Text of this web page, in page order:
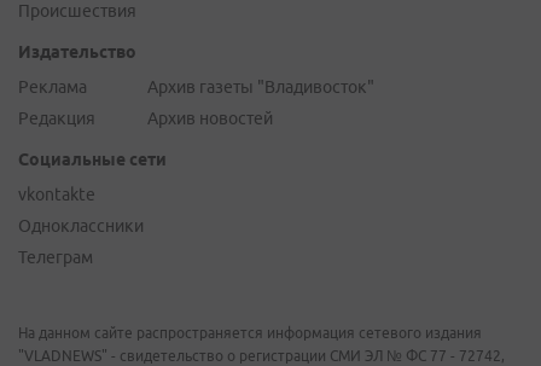
Происшествия
Издательство
Реклама
Редакция
Архив газеты "Владивосток"
Архив новостей
Социальные сети
vkontakte
Одноклассники
Телеграм
На данном сайте распространяется информация сетевого издания
"VLADNEWS" - свидетельство о регистрации СМИ ЭЛ № ФС 77 - 72742,